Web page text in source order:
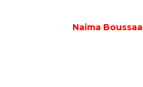
Naima Boussaa